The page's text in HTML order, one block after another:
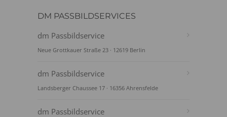
DM PASSBILDSERVICES
dm Passbildservice
Neue Grottkauer Straße 23 · 12619 Berlin
dm Passbildservice
Landsberger Chaussee 17 · 16356 Ahrensfelde
dm Passbildservice